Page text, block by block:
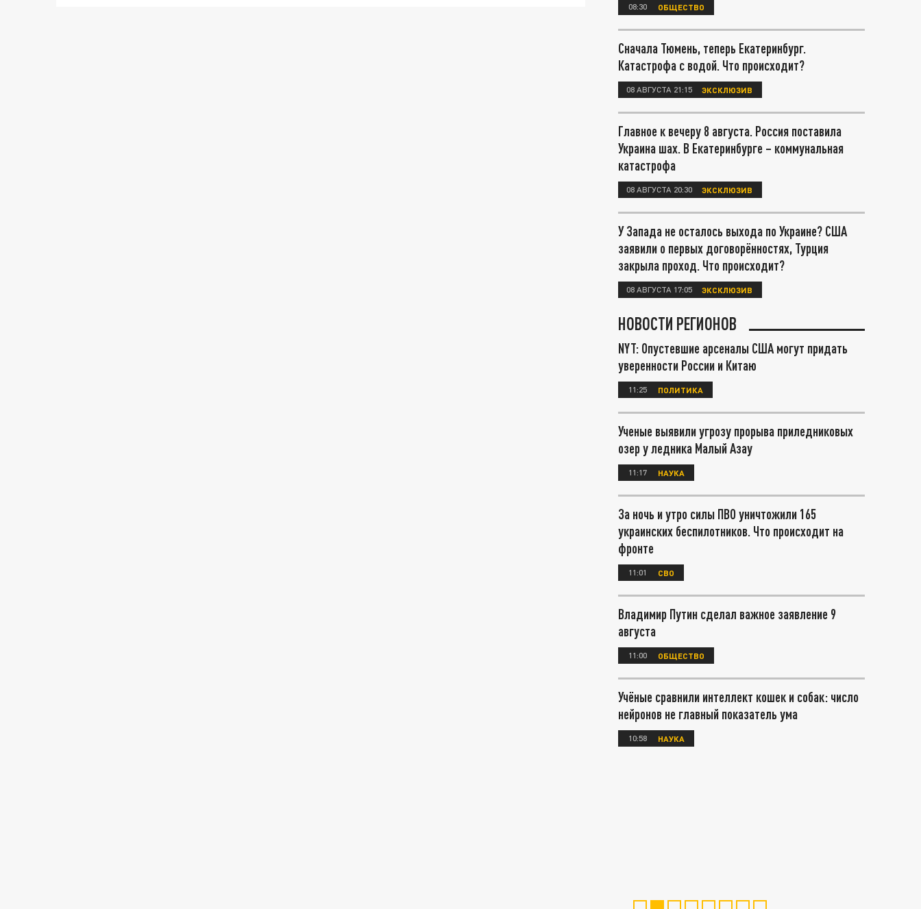
08:30 ОБЩЕСТВО
Сначала Тюмень, теперь Екатеринбург.
Катастрофа с водой. Что происходит?
08 АВГУСТА 21:15 ЭКСКЛЮЗИВ
Главное к вечеру 8 августа. Россия поставила
Украина шах. В Екатеринбурге – коммунальная
катастрофа
08 АВГУСТА 20:30 ЭКСКЛЮЗИВ
У Запада не осталось выхода по Украине? США
заявили о первых договорённостях, Турция
закрыла проход. Что происходит?
08 АВГУСТА 17:05 ЭКСКЛЮЗИВ
НОВОСТИ РЕГИОНОВ
NYT: Опустевшие арсеналы США могут придать
уверенности России и Китаю
11:25 ПОЛИТИКА
Ученые выявили угрозу прорыва приледниковых
озер у ледника Малый Азау
11:17 НАУКА
За ночь и утро силы ПВО уничтожили 165
украинских беспилотников. Что происходит на
фронте
11:01 СВО
Владимир Путин сделал важное заявление 9
августа
11:00 ОБЩЕСТВО
Учёные сравнили интеллект кошек и собак: число
нейронов не главный показатель ума
10:58 НАУКА